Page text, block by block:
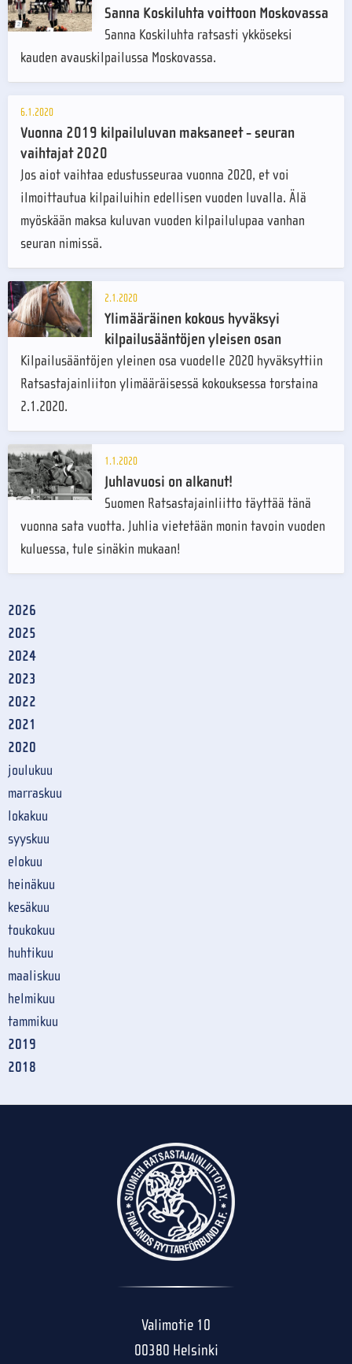
Sanna Koskiluhta voittoon Moskovassa
Sanna Koskiluhta ratsasti ykköseksi
kauden avauskilpailussa Moskovassa.
6.1.2020
Vuonna 2019 kilpailuluvan maksaneet - seuran
vaihtajat 2020
Jos aiot vaihtaa edustusseuraa vuonna 2020, et voi
ilmoittautua kilpailuihin edellisen vuoden luvalla. Älä
myöskään maksa kuluvan vuoden kilpailulupaa vanhan
seuran nimissä.
2.1.2020
Ylimääräinen kokous hyväksyi
kilpailusääntöjen yleisen osan
Kilpailusääntöjen yleinen osa vuodelle 2020 hyväksyttiin
Ratsastajainliiton ylimääräisessä kokouksessa torstaina
2.1.2020.
1.1.2020
Juhlavuosi on alkanut!
Suomen Ratsastajainliitto täyttää tänä
vuonna sata vuotta. Juhlia vietetään monin tavoin vuoden
kuluessa, tule sinäkin mukaan!
2026
2025
2024
2023
2022
2021
2020
joulukuu
marraskuu
lokakuu
syyskuu
elokuu
heinäkuu
kesäkuu
toukokuu
huhtikuu
maaliskuu
helmikuu
tammikuu
2019
2018
Valimotie 10
00380 Helsinki